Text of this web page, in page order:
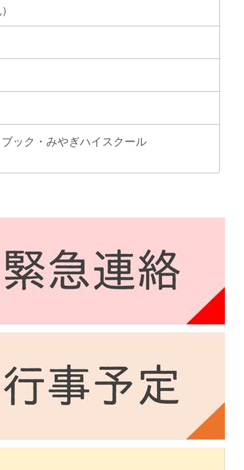
ック・みやぎハイスクール